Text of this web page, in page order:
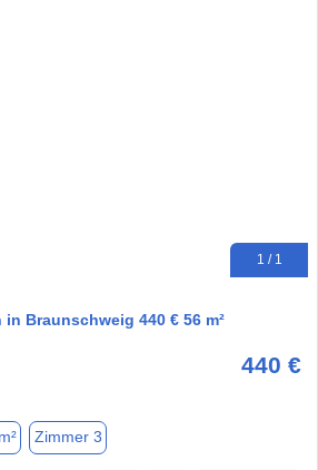
1 / 1
Braunschweig 440 € 56 m²
440 €
Zimmer 3